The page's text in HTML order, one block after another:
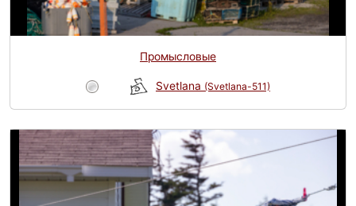
Промысловые
Svetlana (Svetlana-511)